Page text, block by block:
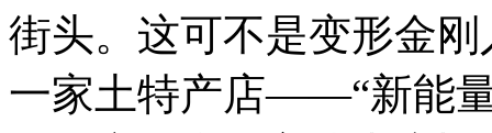
街头。这可不是变形金
一家土特产店——“新能